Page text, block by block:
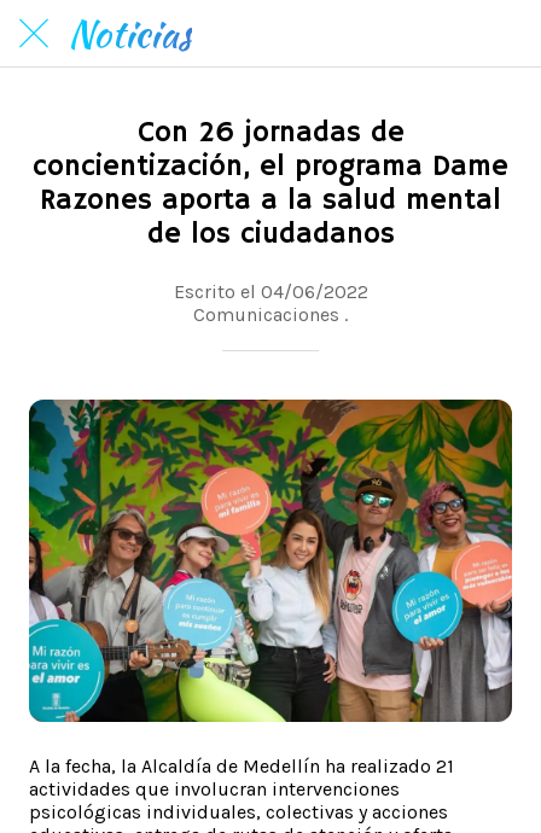
Noticias
Con 26 jornadas de
concientización, el programa Dame
Razones aporta a la salud mental
de los ciudadanos
Escrito el 04/06/2022
Comunicaciones .
A la fecha, la Alcaldía de Medellín ha realizado 21
actividades que involucran intervenciones
psicológicas individuales, colectivas y acciones